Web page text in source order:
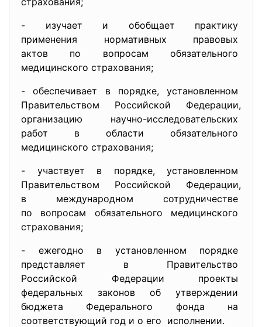
- изучает и обобщает практику
применения нормативных правовых
актов по вопросам обязательного
медицинского страхования;
- обеспечивает в порядке, установленном
Правительством Российской Федерации,
организацию научно-исследовательских
работ в области обязательного
медицинского страхования;
- участвует в порядке, установленном
Правительством Российской Федерации,
в международном сотрудничестве
по вопросам обязательного медицинского
страхования;
- ежегодно в установленном порядке
представляет в Правительство
Российской Федерации проекты
федеральных законов об утверждении
бюджета Федерального фонда на
соответствующий год и о его исполнении.